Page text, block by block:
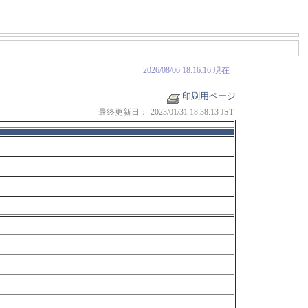
2026/08/06 18:16:16 現在
印刷用ページ
最終更新日： 2023/01/31 18:38:13 JST